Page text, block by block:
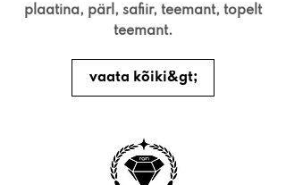
plaatina, pärl, safiir, teemant, topelt
teemant.
vaata kõiki&gt;